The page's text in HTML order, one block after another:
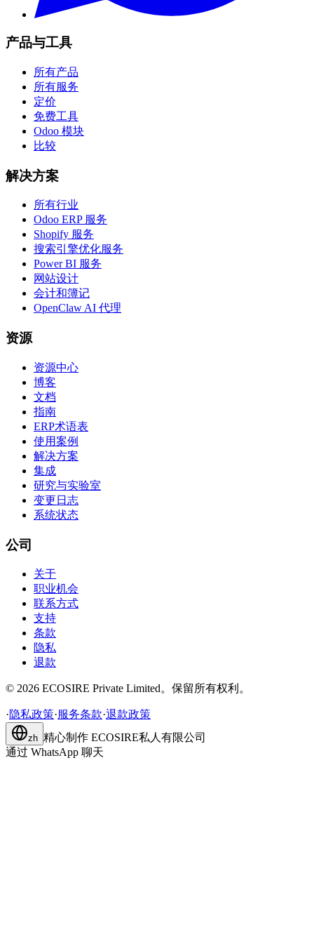
产品与工具
所有产品
所有服务
定价
免费工具
Odoo 模块
比较
解决方案
所有行业
Odoo ERP 服务
Shopify 服务
搜索引擎优化服务
Power BI 服务
网站设计
会计和簿记
OpenClaw AI 代理
资源
资源中心
博客
文档
指南
ERP术语表
使用案例
解决方案
集成
研究与实验室
变更日志
系统状态
公司
关于
职业机会
联系方式
支持
条款
隐私
退款
© 2026 ECOSIRE Private Limited。保留所有权利。
·隐私政策·服务条款·退款政策
zh 精心制作 ECOSIRE私人有限公司
通过 WhatsApp 聊天